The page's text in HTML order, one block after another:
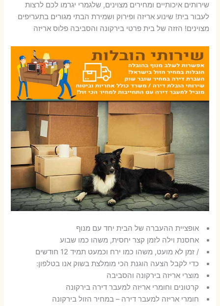
שירותים איכותיים ומחירים מצוינים, שלגמרי יגרמו לכם לרצות
לעבור בית! שינוע אריזה ופירוק ושמירת הבתי מגורים בתעריפים
מצוינים! הזזה של בית פרטי בירקונה והסביבה פלוס אריזה
אופציית ההעברה של הבית יחד עם מנוף
אחסנת וילה לזמן קצר יחסית, משהו כמו שבוע
/ זמן לא מועט, משהו כמו ירח וכמעט תמיד 12 חודשים
כדי לקבל הצעה הוגנת הכי מומלצת בשוק אנו בטלפון:
מוצרי אריזה בירקונה והסביבה
קרטונים וחומרי אריזה למעבר דירה בירקונה
חומרי אריזה למעבר דירה – במחיר הזול בירקונה